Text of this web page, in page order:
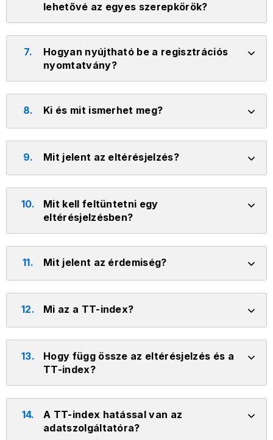
lehetővé az egyes szerepkörök?
7.
Hogyan nyújtható be a regisztrációs
nyomtatvány?
8. Ki és mit ismerhet meg?
9. Mit jelent az eltérésjelzés?
10.
Mit kell feltüntetni egy
eltérésjelzésben?
11. Mit jelent az érdemiség?
12. Mi az a TT-index?
13.
Hogy függ össze az eltérésjelzés és a
TT-index?
14.
A TT-index hatással van az
adatszolgáltatóra?